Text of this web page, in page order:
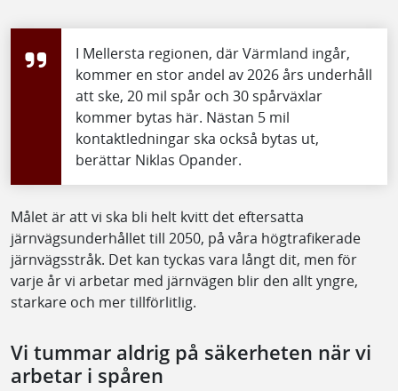
I Mellersta regionen, där Värmland ingår,
kommer en stor andel av 2026 års underhåll
att ske, 20 mil spår och 30 spårväxlar
kommer bytas här. Nästan 5 mil
kontaktledningar ska också bytas ut,
berättar Niklas Opander.
Målet är att vi ska bli helt kvitt det eftersatta
järnvägsunderhållet till 2050, på våra högtrafikerade
järnvägsstråk. Det kan tyckas vara långt dit, men för
varje år vi arbetar med järnvägen blir den allt yngre,
starkare och mer tillförlitlig.
Vi tummar aldrig på säkerheten när vi
arbetar i spåren